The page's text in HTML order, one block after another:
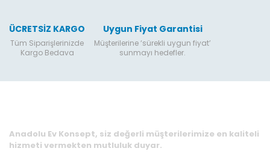
ÜCRETSİZ KARGO
Tüm Siparişlerinizde
Kargo Bedava
Uygun Fiyat Garantisi
Müşterilerine ‘sürekli uygun fiyat’
sunmayı hedefler.
Anadolu Ev Konsept, siz değerli müşterilerimize en kaliteli
hizmeti vermekten mutluluk duyar.